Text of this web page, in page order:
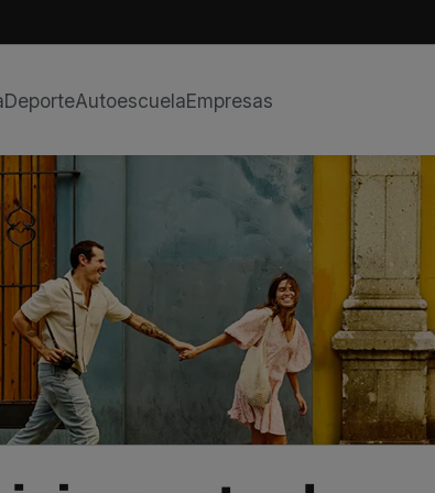
DeporteAutoescuelaEmpresas